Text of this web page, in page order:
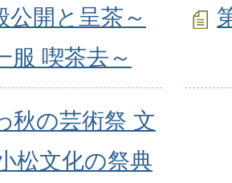
公開と呈茶～
服 喫茶去～
秋の芸術祭 文
松文化の祭典